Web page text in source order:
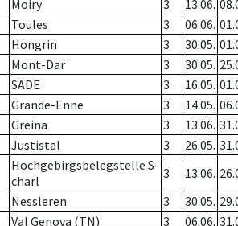
Moiry 3 13.06.
Toules 3 06.06.
Hongrin 3 30.05.
Mont-Dar 3 30.05.
SADE 3 16.05.
Grande-Enne 3 14.05.
Greina 3 13.06.
Justistal 3 26.05.
Hochgebirgsbelegstelle S-
charl
3 13.06.
Nessleren 3 30.05.
Val Genova (TN) 3 06.06.